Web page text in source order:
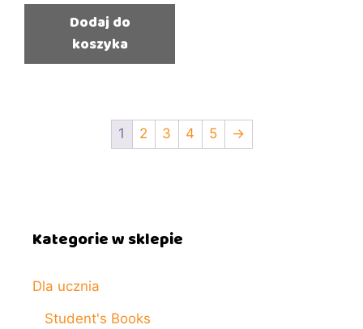
Dodaj do
koszyka
1 2 3 4 5 →
Kategorie w sklepie
Dla ucznia
Student's Books